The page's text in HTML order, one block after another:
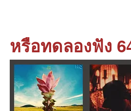
หรือทดลองฟัง